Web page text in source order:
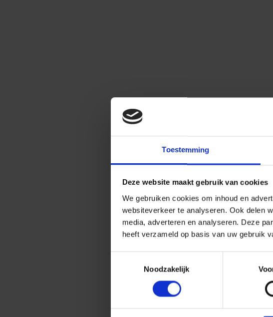
Toestemming
Deze website maakt gebruik van cookies
We gebruiken cookies om inhoud en
websiteverkeer te analyseren. Ook delen
media, adverteren en analyseren. Deze
heeft verzameld op basis van uw gebruik
Noodzakelijk